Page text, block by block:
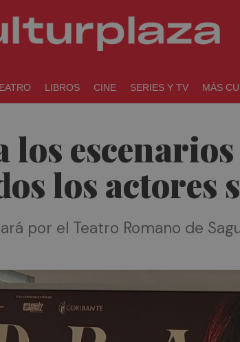
LIBROS CINE SERIES Y TV MÁS
los
los actores
por el Teatro Romano de